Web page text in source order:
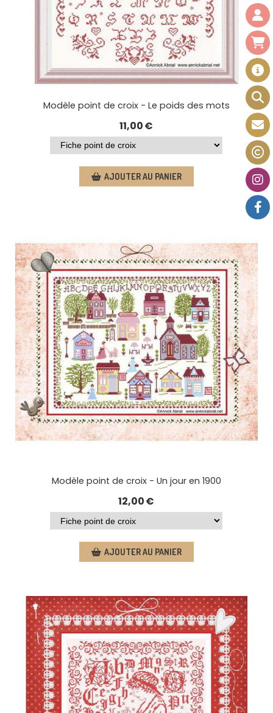
Modèle point de croix - Le poids des mots
11,00€
AJOUTER AU PANIER
Modèle point de croix - Un jour en 1900
12,00€
AJOUTER AU PANIER